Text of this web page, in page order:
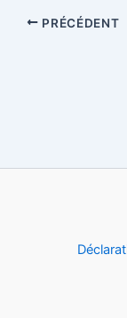
PRÉCÉDENT